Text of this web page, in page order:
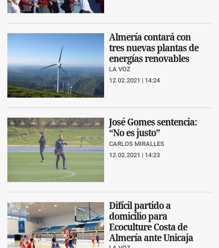
Almería contará con
tres nuevas plantas de
energías renovables
LA VOZ
12.02.2021 | 14:24
José Gomes sentencia:
“No es justo”
CARLOS MIRALLES
12.02.2021 | 14:23
Difícil partido a
domicilio para
Ecoculture Costa de
Almería ante Unicaja